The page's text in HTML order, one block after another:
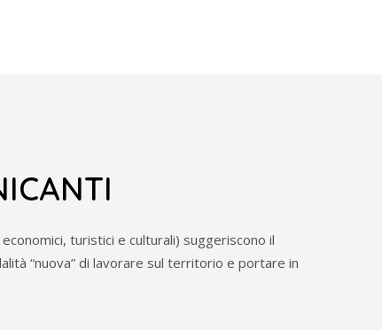
turistici e culturali) suggeriscono il
“nuova” di lavorare sul territorio e portare in